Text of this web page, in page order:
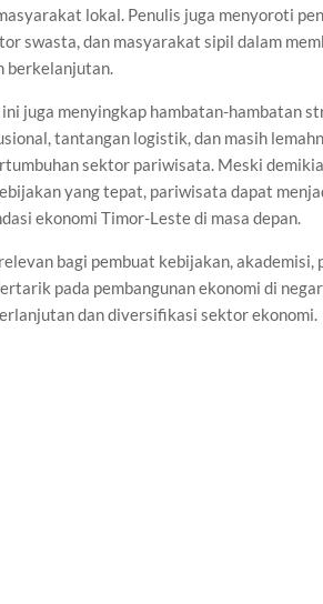
lokal. Penulis juga menyoroti
swasta, dan masyarakat sipil dalam
berkelanjutan.
ini juga menyingkap hambatan-hambatan
tantangan logistik, dan masih
sektor pariwisata. Meski
yang tepat, pariwisata dapat
ekonomi Timor-Leste di masa depan.
bagi pembuat kebijakan,
pada pembangunan ekonomi di
dan diversifikasi sektor ekonomi.